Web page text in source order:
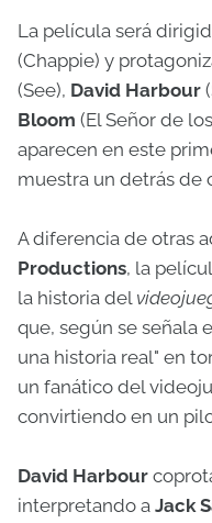
La película será
(Chappie) y
(See), David Harbour
Bloom (El Señor de
aparecen en este
muestra un detrás de
A diferencia de otras
Productions, la
la historia del
que, según se señala
una historia real" en
un fanático del
convirtiendo en un
David Harbour
interpretando a Jack